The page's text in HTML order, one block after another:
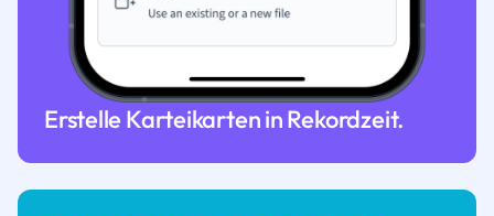
Erstelle Karteikarten in Rekordzeit.